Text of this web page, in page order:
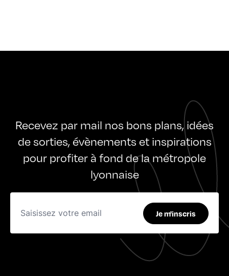
Recevez par mail nos bons plans, idées
de sorties, évènements et inspirations
pour profiter à fond de la métropole
lyonnaise
Je m'inscris